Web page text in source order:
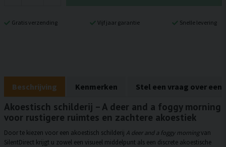
Gratis verzending Vijf jaar garantie Snelle levering
Beschrijving Kenmerken Stel een vraag over een
Akoestisch schilderij – A deer and a foggy morning
voor rustigere ruimtes en zachtere akoestiek
Door te kiezen voor een akoestisch schilderij A deer and a foggy morningvan
SilentDirect krijgt u zowel een visueel middelpunt als een discrete akoestische